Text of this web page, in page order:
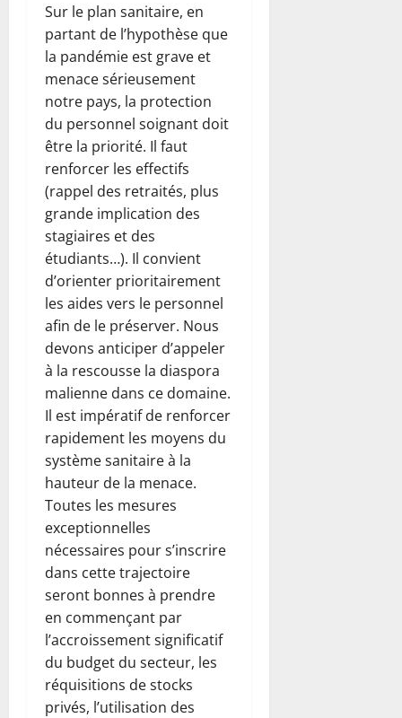
Sur le plan sanitaire, en
partant de l’hypothèse que
la pandémie est grave et
menace sérieusement
notre pays, la protection
du personnel soignant doit
être la priorité. Il faut
renforcer les effectifs
(rappel des retraités, plus
grande implication des
stagiaires et des
étudiants…). Il convient
d’orienter prioritairement
les aides vers le personnel
afin de le préserver. Nous
devons anticiper d’appeler
à la rescousse la diaspora
malienne dans ce domaine.
Il est impératif de renforcer
rapidement les moyens du
système sanitaire à la
hauteur de la menace.
Toutes les mesures
exceptionnelles
nécessaires pour s’inscrire
dans cette trajectoire
seront bonnes à prendre
en commençant par
l’accroissement significatif
du budget du secteur, les
réquisitions de stocks
privés, l’utilisation des